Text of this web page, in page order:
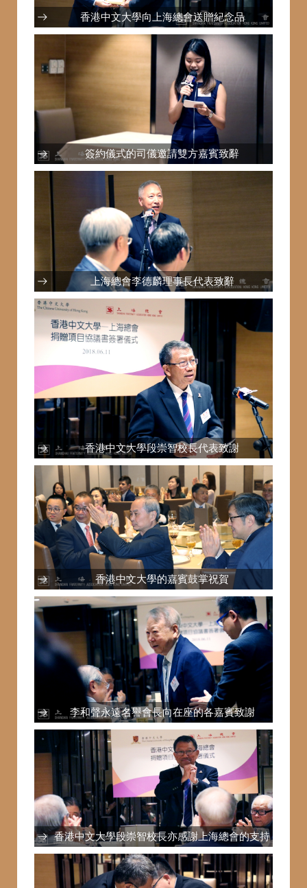
香港中文大學向上海總會送贈紀念品
簽約儀式的司儀邀請雙方嘉賓致辭
上海總會李德麟理事長代表致辭
香港中文大學段崇智校長代表致謝
香港中文大學的嘉賓鼓掌祝賀
李和聲永遠名譽會長向在座的各嘉賓致謝
香港中文大學段崇智校長亦感謝上海總會的支持